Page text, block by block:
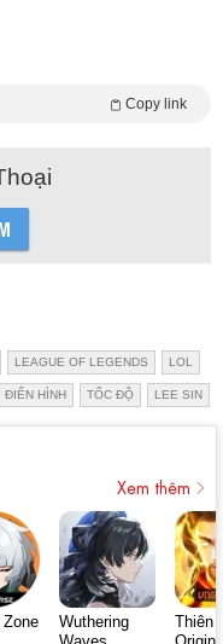
Copy link
LEAGUE OF LEGENDS LOL
ĐIỂN HÌNH TỐC ĐỘ LEE SIN
Xem thêm
Wuthering
Thiên